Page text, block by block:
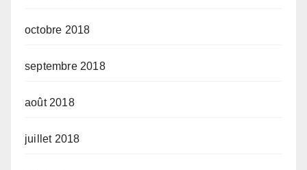
octobre 2018
septembre 2018
août 2018
juillet 2018